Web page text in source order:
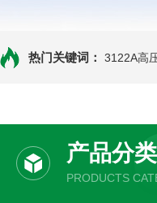
热门关键词： 3122A高
产品分类
PRODUCTS